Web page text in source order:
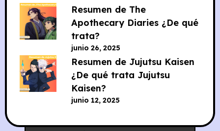
Resumen de The
Apothecary Diaries ¿De qué
trata?
junio 26, 2025
Resumen de Jujutsu Kaisen
¿De qué trata Jujutsu
Kaisen?
junio 12, 2025